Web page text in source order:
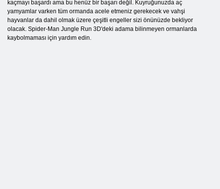
kaçmayı başardı ama bu henüz bir başarı değil. Kuyruğunuzda aç
yamyamlar varken tüm ormanda acele etmeniz gerekecek ve vahşi
hayvanlar da dahil olmak üzere çeşitli engeller sizi önünüzde bekliyor
olacak. Spider-Man Jungle Run 3D'deki adama bilinmeyen ormanlarda
kaybolmaması için yardım edin.